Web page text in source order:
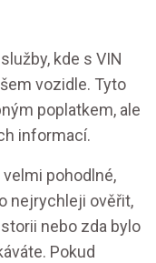
kde s VIN
vozidle. Tyto
poplatkem, ale
informací.
pohodlné,
nejrychleji ověřit,
nebo zda bylo
Pokud